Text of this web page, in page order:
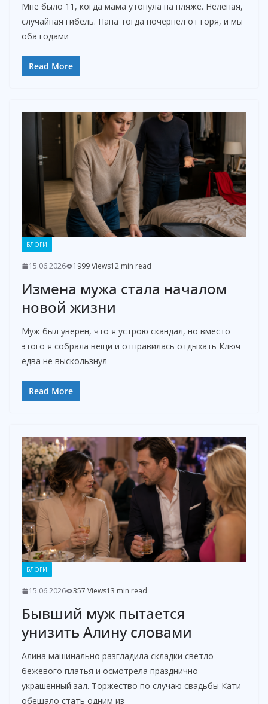
Мне было 11, когда мама утонула на пляже. Нелепая,
случайная гибель. Папа тогда почернел от горя, и мы
оба годами
Read More
БЛОГИ
15.06.2026 1999 Views12 min read
Измена мужа стала началом
новой жизни
Муж был уверен, что я устрою скандал, но вместо
этого я собрала вещи и отправилась отдыхать Ключ
едва не выскользнул
Read More
БЛОГИ
15.06.2026 357 Views13 min read
Бывший муж пытается
унизить Алину словами
Алина машинально разгладила складки светло-
бежевого платья и осмотрела празднично
украшенный зал. Торжество по случаю свадьбы Кати
обещало стать одним из